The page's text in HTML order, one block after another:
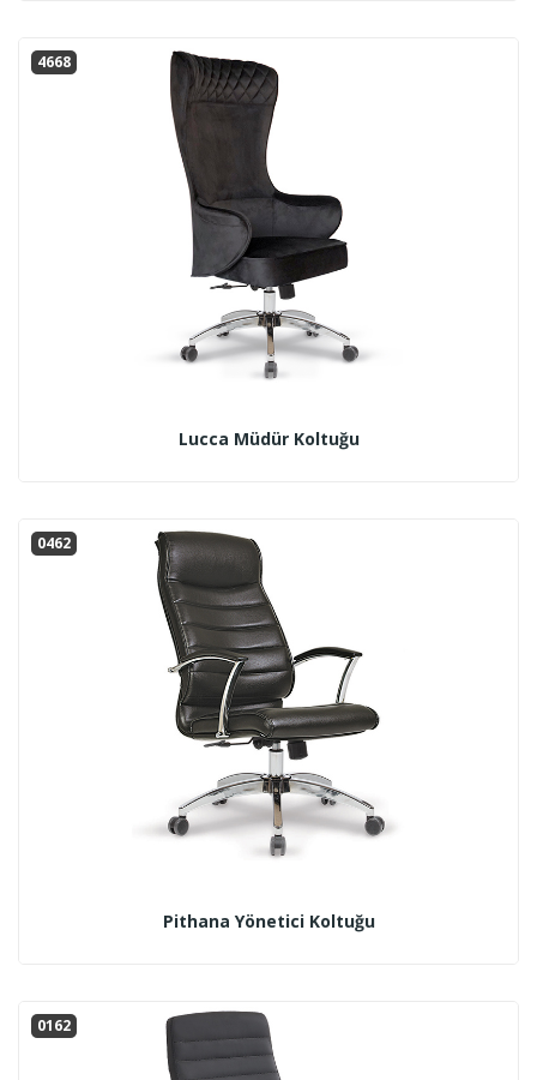
4668
Lucca Müdür Koltuğu
0462
Pithana Yönetici Koltuğu
0162